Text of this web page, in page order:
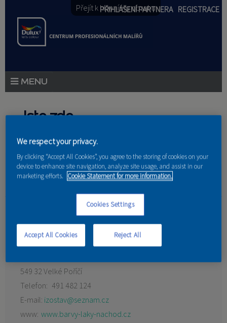
Přejít k hlavnímu obsahu
PŘIHLÁŠENÍ PARTNERA REGISTRACE
PORADENSTVÍ
AKCE A NOVINKY
KONTAKT
Jste zde
Domů»Partneri
549 32 Velké Poříčí
Telefon: 491 482 124
E-mail: izostav@seznam.cz
www: www.barvy-laky-nachod.cz
We respect your privacy.
By clicking “Accept All Cookies”, you agree to the storing of cookies on your
device to enhance site navigation, analyze site usage, and assist in our
marketing efforts. Cookie Statement for more information.
Cookies Settings
Reject All
Accept All Cookies